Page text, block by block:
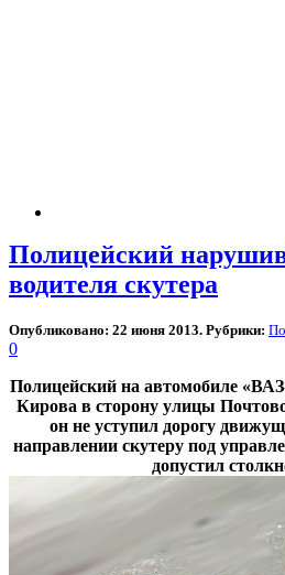
Полицейский
водителя скутера
Опубликовано: 22 июня 2013. Рубрики:
0
Полицейский на автомобиле
Кирова в сторону улицы
он не уступил дорогу
направлении скутеру под
допустил